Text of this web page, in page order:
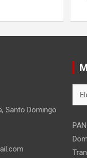
Santo Domingo
del